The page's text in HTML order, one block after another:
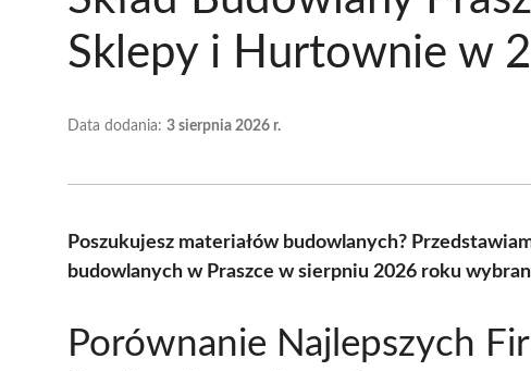
Sklepy i Hurtownie w
Data dodania: 3 sierpnia 2026 r.
Poszukujesz materiałów budowlanych?
budowlanych w Praszce w sierpniu 2026 roku
Porównanie Najlepszych